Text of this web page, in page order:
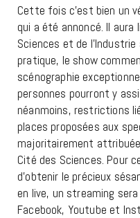
Cette fois c’est bien un
qui a été annoncé. Il
Sciences et de
pratique, le show
scénographie
personnes pourront y
néanmoins, restrictions
places proposées aux
majoritairement
Cité des Sciences. Pour
d’obtenir le précieux
en live, un streaming
Facebook, Youtube et